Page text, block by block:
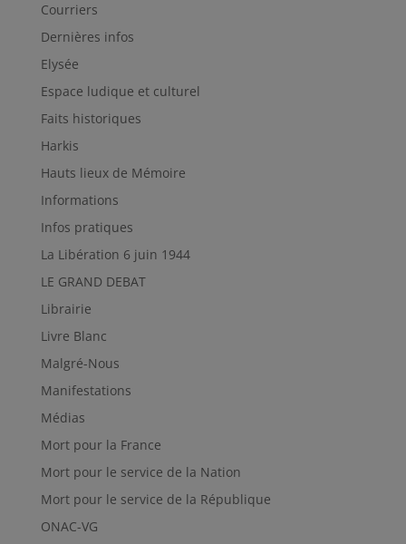
Courriers
Dernières infos
Elysée
Espace ludique et culturel
Faits historiques
Harkis
Hauts lieux de Mémoire
Informations
Infos pratiques
La Libération 6 juin 1944
LE GRAND DEBAT
Librairie
Livre Blanc
Malgré-Nous
Manifestations
Médias
Mort pour la France
Mort pour le service de la Nation
Mort pour le service de la République
ONAC-VG